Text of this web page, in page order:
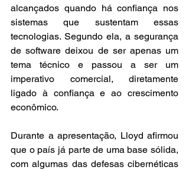
alcançados quando há confiança nos
sistemas que sustentam essas
tecnologias. Segundo ela, a segurança
de software deixou de ser apenas um
tema técnico e passou a ser um
imperativo comercial, diretamente
ligado à confiança e ao crescimento
econômico.
Durante a apresentação, Lloyd afirmou
que o país já parte de uma base sólida,
com algumas das defesas cibernéticas